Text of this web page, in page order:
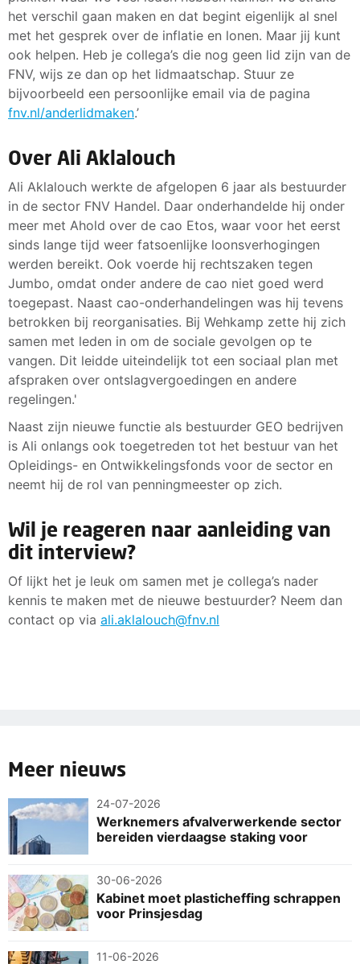
het verschil gaan maken en dat begint eigenlijk al snel
met het gesprek over de inflatie en lonen. Maar jij kunt
ook helpen. Heb je collega’s die nog geen lid zijn van de
FNV, wijs ze dan op het lidmaatschap. Stuur ze
bijvoorbeeld een persoonlijke email via de pagina
fnv.nl/anderlidmaken.’
Over Ali Aklalouch
Ali Aklalouch werkte de afgelopen 6 jaar als bestuurder
in de sector FNV Handel. Daar onderhandelde hij onder
meer met Ahold over de cao Etos, waar voor het eerst
sinds lange tijd weer fatsoenlijke loonsverhogingen
werden bereikt. Ook voerde hij rechtszaken tegen
Jumbo, omdat onder andere de cao niet goed werd
toegepast. Naast cao-onderhandelingen was hij tevens
betrokken bij reorganisaties. Bij Wehkamp zette hij zich
samen met leden in om de sociale gevolgen op te
vangen. Dit leidde uiteindelijk tot een sociaal plan met
afspraken over ontslagvergoedingen en andere
regelingen.'
Naast zijn nieuwe functie als bestuurder GEO bedrijven
is Ali onlangs ook toegetreden tot het bestuur van het
Opleidings- en Ontwikkelingsfonds voor de sector en
neemt hij de rol van penningmeester op zich.
Wil je reageren naar aanleiding van
dit interview?
Of lijkt het je leuk om samen met je collega’s nader
kennis te maken met de nieuwe bestuurder? Neem dan
contact op via ali.aklalouch@fnv.nl
Meer nieuws
24-07-2026
Werknemers afvalverwerkende sector
bereiden vierdaagse staking voor
30-06-2026
Kabinet moet plasticheffing schrappen
voor Prinsjesdag
11-06-2026